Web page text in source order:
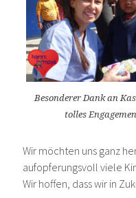
Besonderer Dank an
tolles
Wir möchten uns ganz
aufopferungsvoll viele
Wir hoffen, dass wir in